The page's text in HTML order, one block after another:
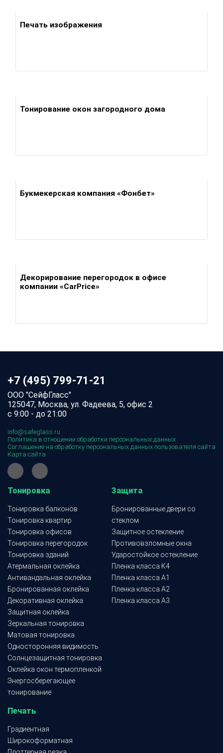
Печать изображения
Тонирование окон загородного дома
Букмекерская компания «Фонбет»
Декорирование перегородок в офисе
компании «CarPrice»
Тонировка
Тонировка балконов
Тонировка квартир
Тонировка офисов
Тонировка перегородок
Тонировка зданий
Атермальная оклейка
Антивандальная оклейка
Бронированная оклейка
Декоративная оклейка
Защитная оклейка
Зеркальная тонировка
Матовая тонировка
Односторонняя видимость
Солнцезащитная тонировка
Оклейка окон термопленкой
Энергосберегающее
тонирование
Защита
Бронированные двери со
стеклом
Защитное остекление
Противовзломные окна
Ударостойкое остекление
Пленка класса K4
Пленка класса A1
Пленка класса A2
Пленка класса A3
Печать
Градиентная
Широкоформатная
+7 (495) 799-71-21
ООО "СейфГласс"
125047, Москва, ул. Фадеева, 5, офис 2
с 9:00 - до 21:00
info@safeglass.ru
Политика в отношении обработки персональных данных
Соглашение на обработку персональных данных пользователя сайта
Карта сайта